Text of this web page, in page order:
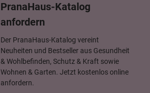
PranaHaus-Katalog
anfordern
Der PranaHaus-Katalog vereint
Neuheiten und Bestseller aus Gesundheit
& Wohlbefinden, Schutz & Kraft sowie
Wohnen & Garten. Jetzt kostenlos online
anfordern.